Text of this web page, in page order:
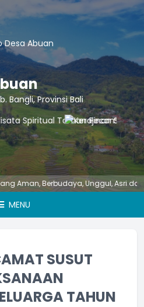
Bangli, Provinsi Bali
Unggul, Asri dan Nyaman
MENU
SUSUT
TAHUN